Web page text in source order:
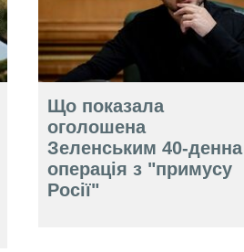
Що показала
оголошена
Зеленським 40-денна
операція з "примусу
Росії"